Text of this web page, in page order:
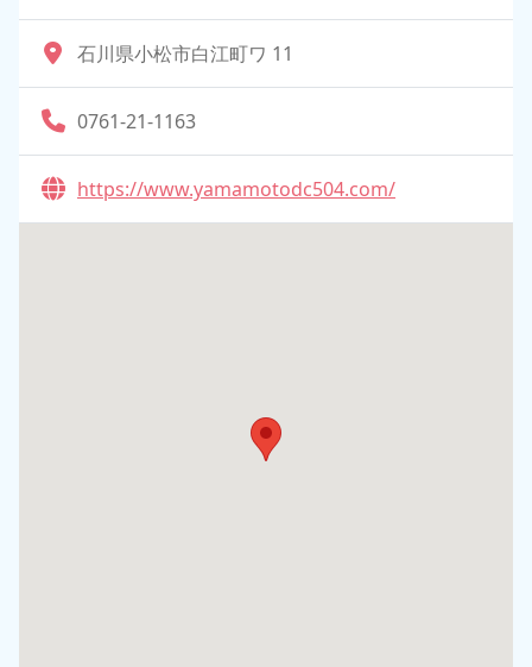
石川県小松市白江町ワ 11
0761-21-1163
https://www.yamamotodc504.com/